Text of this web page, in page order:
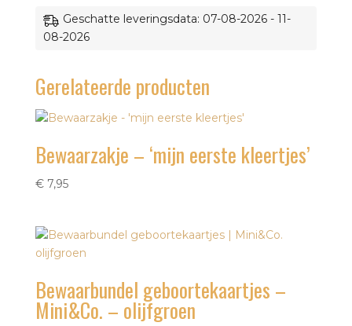
Geschatte leveringsdata: 07-08-2026 - 11-
08-2026
Gerelateerde producten
Bewaarzakje – ‘mijn eerste kleertjes’
€7,95
Bewaarbundel geboortekaartjes –
Mini&Co. – olijfgroen